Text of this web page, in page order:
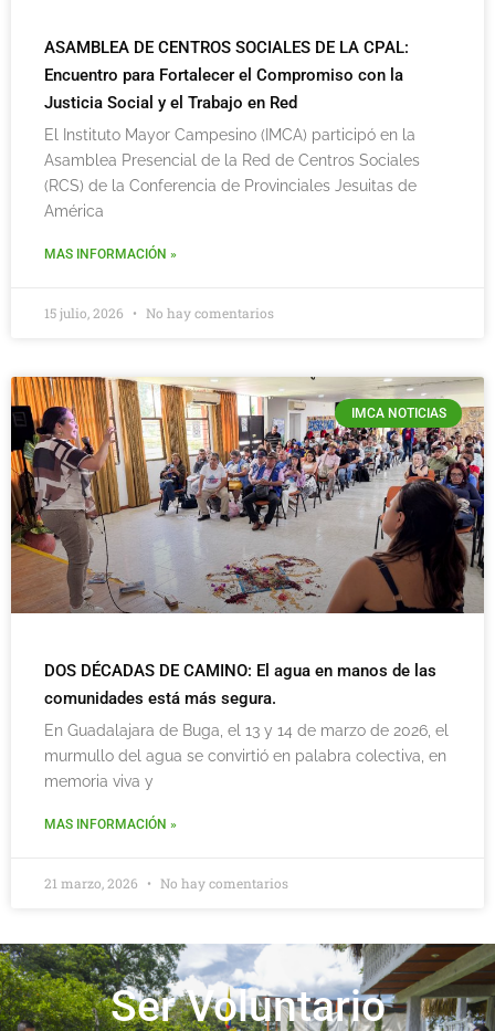
ASAMBLEA DE CENTROS SOCIALES DE LA CPAL:
Encuentro para Fortalecer el Compromiso con la
Justicia Social y el Trabajo en Red
El Instituto Mayor Campesino (IMCA) participó en la
Asamblea Presencial de la Red de Centros Sociales
(RCS) de la Conferencia de Provinciales Jesuitas de
América
MAS INFORMACIÓN »
15 julio, 2026 No hay comentarios
IMCA NOTICIAS
DOS DÉCADAS DE CAMINO: El agua en manos de las
comunidades está más segura.
En Guadalajara de Buga, el 13 y 14 de marzo de 2026, el
murmullo del agua se convirtió en palabra colectiva, en
memoria viva y
MAS INFORMACIÓN »
21 marzo, 2026 No hay comentarios
Ser Voluntario